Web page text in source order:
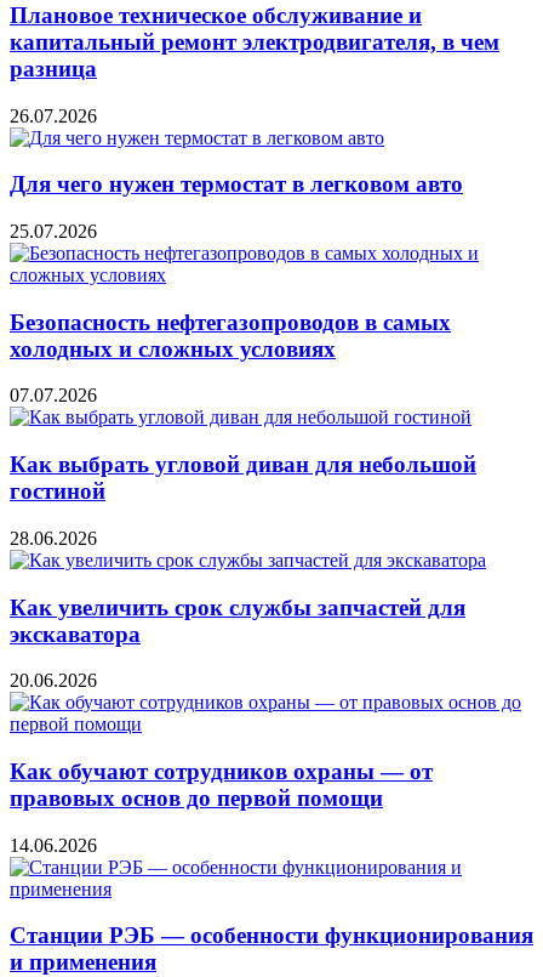
Плановое техническое обслуживание и
капитальный ремонт электродвигателя, в чем
разница
26.07.2026
Для чего нужен термостат в легковом авто
25.07.2026
Безопасность нефтегазопроводов в самых
холодных и сложных условиях
07.07.2026
Как выбрать угловой диван для небольшой
гостиной
28.06.2026
Как увеличить срок службы запчастей для
экскаватора
20.06.2026
Как обучают сотрудников охраны — от
правовых основ до первой помощи
14.06.2026
Станции РЭБ — особенности функционирования
и применения